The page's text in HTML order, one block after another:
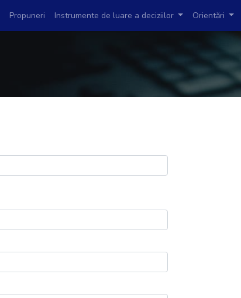
Propuneri Instrumente de luare a deciziilor Orientări